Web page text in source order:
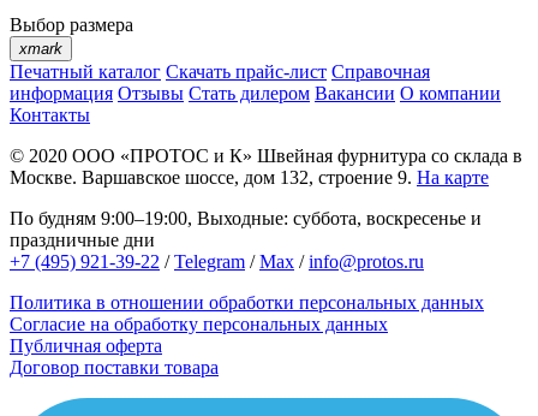
Выбор размера
xmark
Печатный каталог Скачать прайс-лист Справочная
информация Отзывы Стать дилером Вакансии О компании
Контакты
© 2020 ООО «ПРОТОС и К» Швейная фурнитура со склада в
Москве. Варшавское шоссе, дом 132, строение 9. На карте
По будням 9:00–19:00, Выходные: суббота, воскресенье и
праздничные дни
+7 (495) 921-39-22 /Telegram /Max /info@protos.ru
Политика в отношении обработки персональных данных
Согласие на обработку персональных данных
Публичная оферта
Договор поставки товара